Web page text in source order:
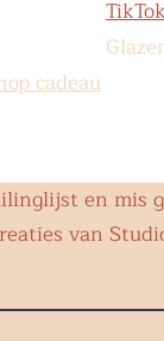
cadeau
en mis
van